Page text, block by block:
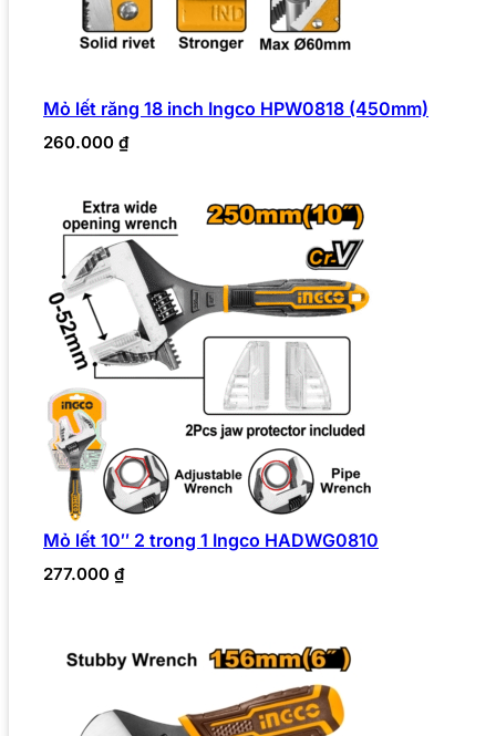
Mỏ lết răng 18 inch Ingco HPW0818 (450mm)
260.000 ₫
Mỏ lết 10″ 2 trong 1 Ingco HADWG0810
277.000 ₫